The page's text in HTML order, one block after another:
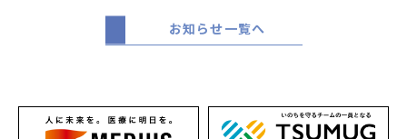
お知らせ一覧へ